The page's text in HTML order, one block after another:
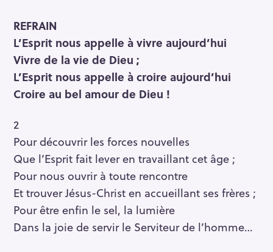
REFRAIN
L’Esprit nous appelle à vivre aujourd’hui
Vivre de la vie de Dieu ;
L’Esprit nous appelle à croire aujourd’hui
Croire au bel amour de Dieu !
2
Pour découvrir les forces nouvelles
Que l’Esprit fait lever en travaillant cet âge ;
Pour nous ouvrir à toute rencontre
Et trouver Jésus-Christ en accueillant ses frères ;
Pour être enfin le sel, la lumière
Dans la joie de servir le Serviteur de l’homme…